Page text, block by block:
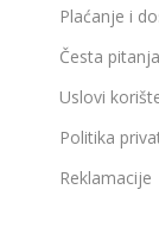
Plaćanje i
Česta
Uslovi
Politika
Reklamacije